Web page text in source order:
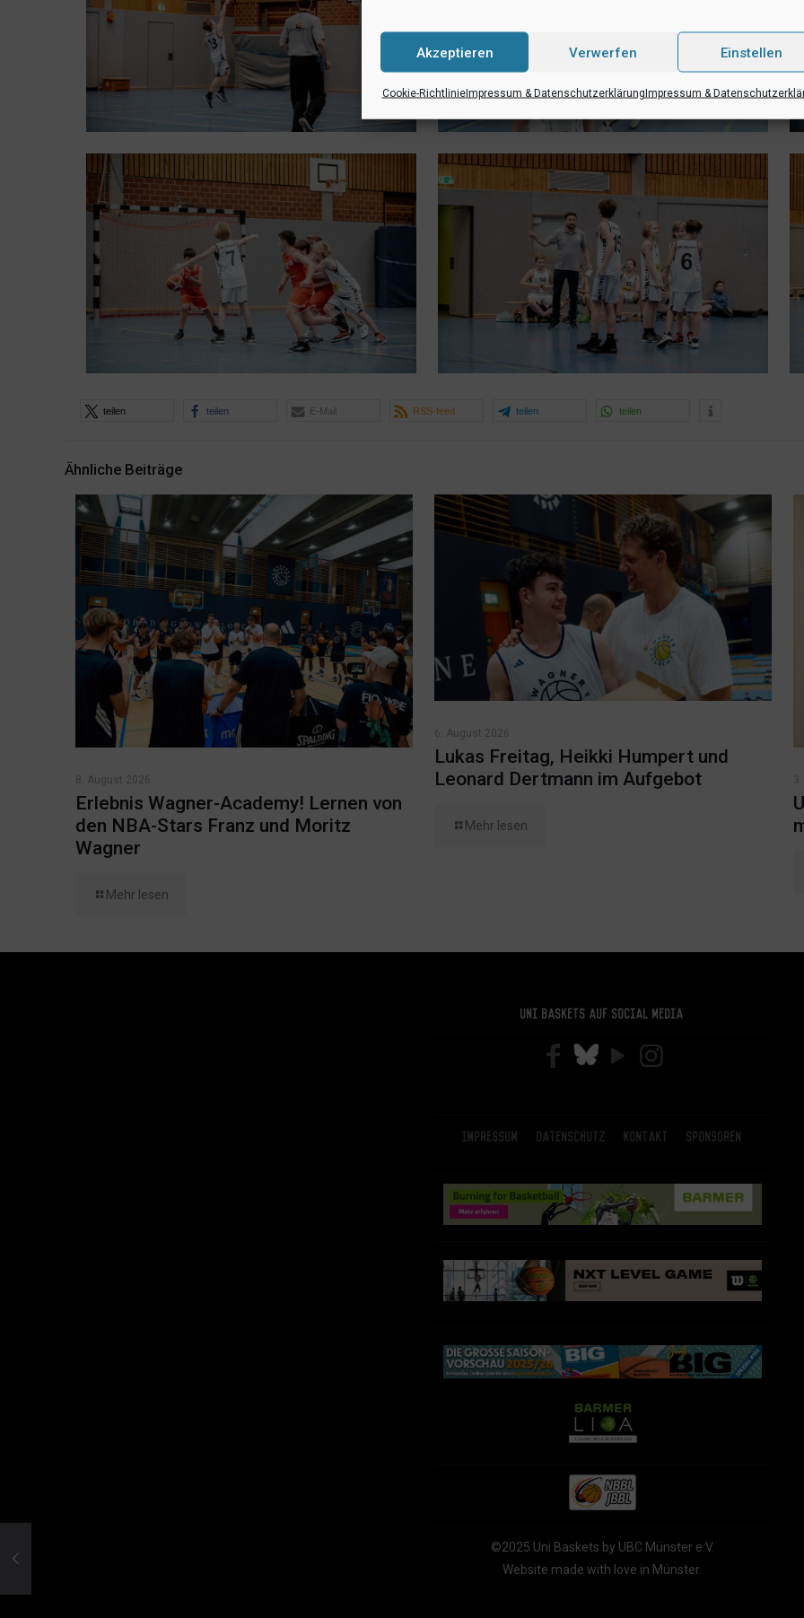
Akzeptieren Verwerfen Einstellen
Cookie-RichtlinieImpressum & DatenschutzerklärungImpressum &
teilen teilen E-Mail RSS-feed teilen teilen
Ähnliche Beiträge
8. August 2026
Erlebnis Wagner-Academy! Lernen von
den NBA-Stars Franz und Moritz
Wagner
Mehr lesen
6. August 2026
Lukas Freitag, Heikki Humpert und
Leonard Dertmann im Aufgebot
Mehr lesen
Uni Baskets auf Social Media
Impressum Datenschutz Kontakt Sponsoren
©2025 Uni Baskets by UBC Münster e.V.
Website made with love in Münster.